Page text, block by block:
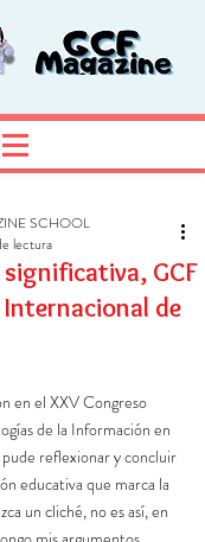
GCF
de
SCHOOL
lectura
en el XXV Congreso
de la Información en
reflexionar y concluir
educativa que marca la
un cliché, no es así, en